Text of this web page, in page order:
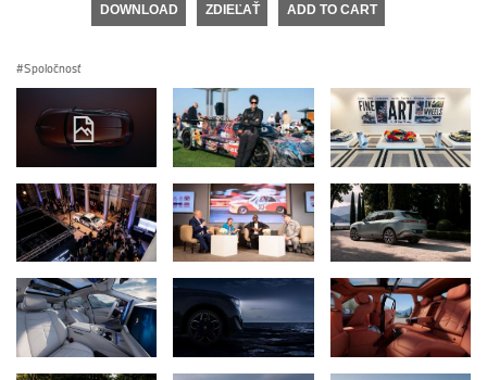
DOWNLOAD ZDIEĽAŤ ADD TO CART
Spoločnosť